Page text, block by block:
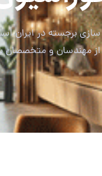
برجسته در ایران
مهندسان و متخصصان با